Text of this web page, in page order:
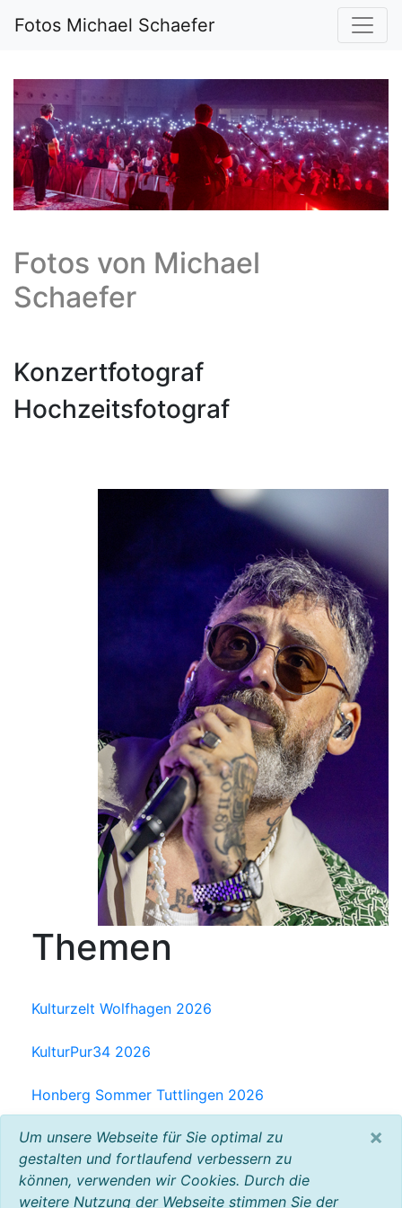
Fotos Michael Schaefer
Fotos von Michael
Schaefer
Konzertfotograf
Hochzeitsfotograf
Themen
Kulturzelt Wolfhagen 2026
KulturPur34 2026
Honberg Sommer Tuttlingen 2026
Milchwerk Musik Festival Radolfzell 2025
Baltic Open Air 2025
VW Bus Festival 2023
Um unsere Webseite für Sie optimal zu
gestalten und fortlaufend verbessern zu
können, verwenden wir Cookies. Durch die
weitere Nutzung der Webseite stimmen Sie der
×